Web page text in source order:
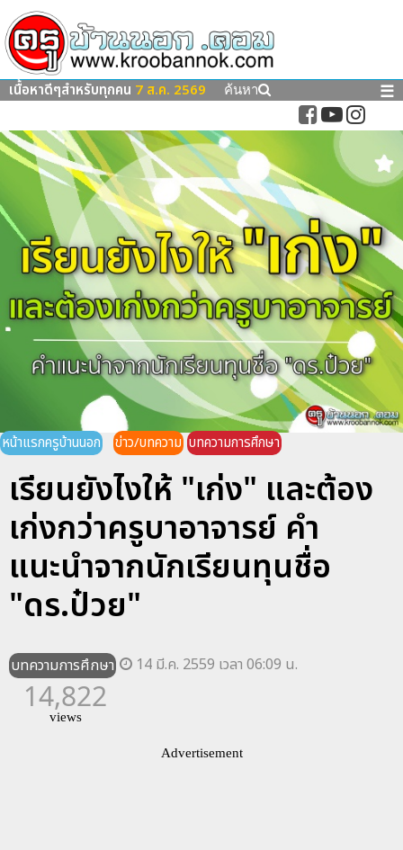
เนื้อหาดีๆสำหรับทุกคน 7 ส.ค. 2569 ค้นหา ☰
หน้าแรกครูบ้านนอก ข่าว/บทความ บทความการศึกษา
เรียนยังไงให้ "เก่ง" และต้อง
เก่งกว่าครูบาอาจารย์ คำ
แนะนำจากนักเรียนทุนชื่อ
"ดร.ป๋วย"
บทความการศึกษา 14 มี.ค. 2559 เวลา 06:09 น.
14,822
views
Advertisement